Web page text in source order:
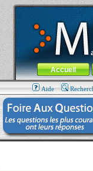
MacBook-fr.com : 100%
Aller au contenu-Aller
Menu général
Accueil
Aide